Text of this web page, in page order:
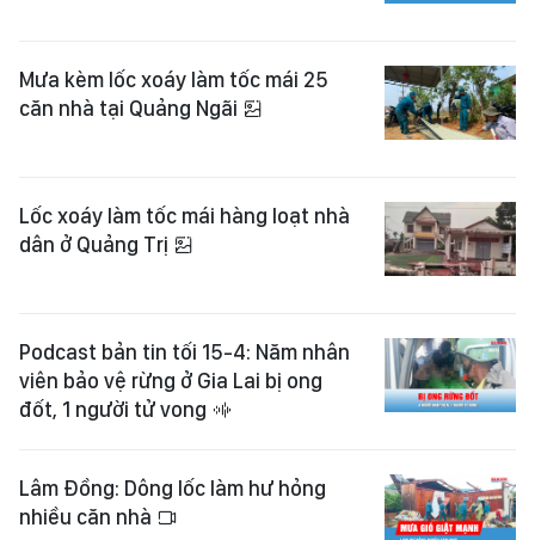
Mưa kèm lốc xoáy làm tốc mái 25
căn nhà tại Quảng Ngãi
Lốc xoáy làm tốc mái hàng loạt nhà
dân ở Quảng Trị
Podcast bản tin tối 15-4: Năm nhân
viên bảo vệ rừng ở Gia Lai bị ong
đốt, 1 người tử vong
Lâm Đồng: Dông lốc làm hư hỏng
nhiều căn nhà